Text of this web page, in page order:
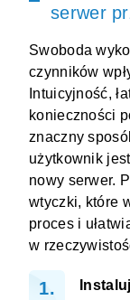
serwer
Swoboda
czynników
Intuicyjność,
konieczności
znaczny
użytkownik
nowy serwer.
wtyczki, które
proces i
w